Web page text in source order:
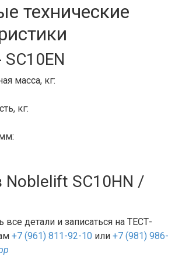
технические
SC10EN
масса, кг:
кг:
Noblelift SC10HN /
детали и записаться на ТЕСТ-
+7 (961) 811-92-10 или +7 (981) 986-